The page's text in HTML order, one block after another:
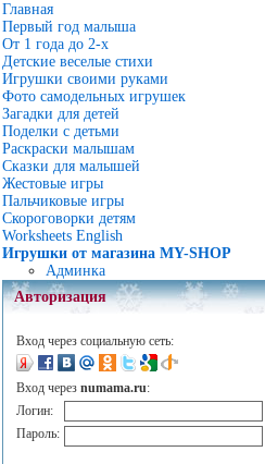
Главная
Первый год малыша
От 1 года до 2-х
Детские веселые стихи
Игрушки своими руками
Фото самодельных игрушек
Загадки для детей
Поделки с детьми
Раскраски малышам
Сказки для малышей
Жестовые игры
Пальчиковые игры
Скороговорки детям
Worksheets English
Игрушки от магазина MY-SHOP
Админка
Авторизация
Вход через социальную сеть:
Вход через numama.ru:
Логин:
Пароль: